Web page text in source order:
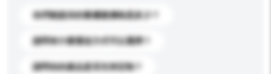
你們能提供的最優惠價格是多少？
請問有什麼運送方式可以選擇？
請問你的產品是否支持定制？